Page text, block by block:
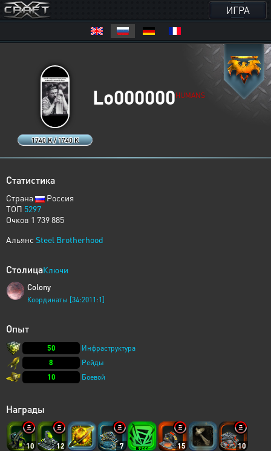
ИГРА
1740 K / 1740 K
Lo000000HUMANS
Статистика
Страна
Россия
ТОП 5297
Очков 1 739 885
Альянс Steel Brotherhood
СтолицаКлючи
Colony
Координаты [34:2011:1]
Опыт
50
Инфраструктура
8
Рейды
10
Боевой
Награды
10 12 7 15 10